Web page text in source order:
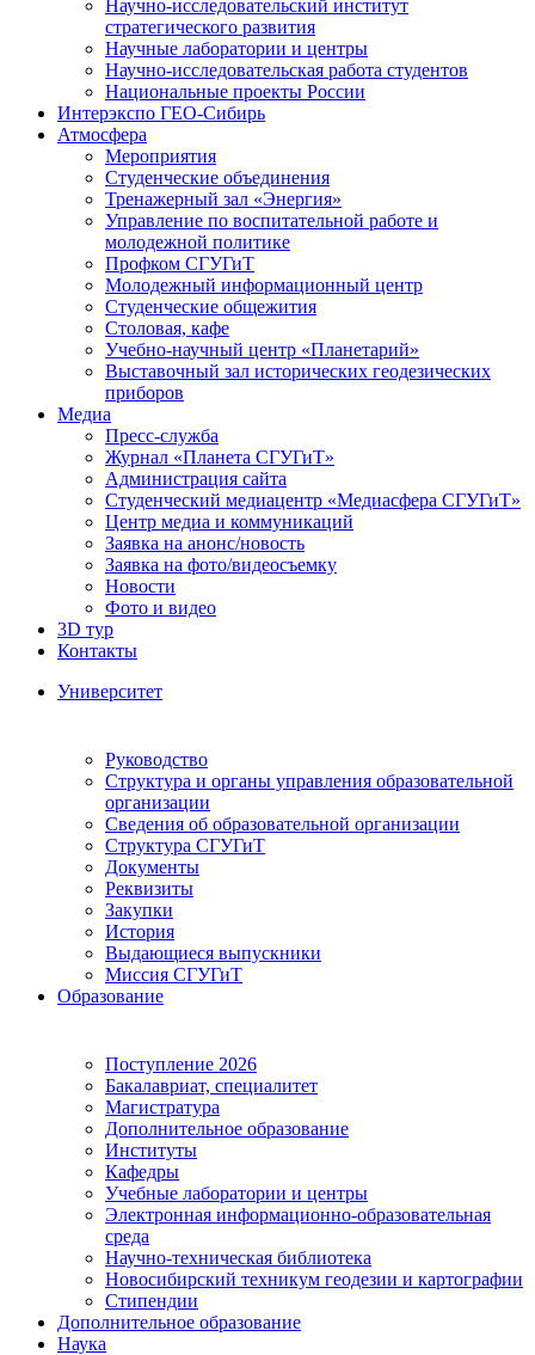
Научно-исследовательский институт
стратегического развития
Научные лаборатории и центры
Научно-исследовательская работа студентов
Национальные проекты России
Интерэкспо ГЕО-Сибирь
Атмосфера
Мероприятия
Студенческие объединения
Тренажерный зал «Энергия»
Управление по воспитательной работе и
молодежной политике
Профком СГУГиТ
Молодежный информационный центр
Студенческие общежития
Столовая, кафе
Учебно-научный центр «Планетарий»
Выставочный зал исторических геодезических
приборов
Медиа
Пресс-служба
Журнал «Планета СГУГиТ»
Администрация сайта
Студенческий медиацентр «Медиасфера СГУГиТ»
Центр медиа и коммуникаций
Заявка на анонс/новость
Заявка на фото/видеосъемку
Новости
Фото и видео
3D тур
Контакты
Университет
Руководство
Структура и органы управления образовательной
организации
Сведения об образовательной организации
Структура СГУГиТ
Документы
Реквизиты
Закупки
История
Выдающиеся выпускники
Миссия СГУГиТ
Образование
Поступление 2026
Бакалавриат, специалитет
Магистратура
Дополнительное образование
Институты
Кафедры
Учебные лаборатории и центры
Электронная информационно-образовательная
среда
Научно-техническая библиотека
Новосибирский техникум геодезии и картографии
Стипендии
Дополнительное образование
Наука